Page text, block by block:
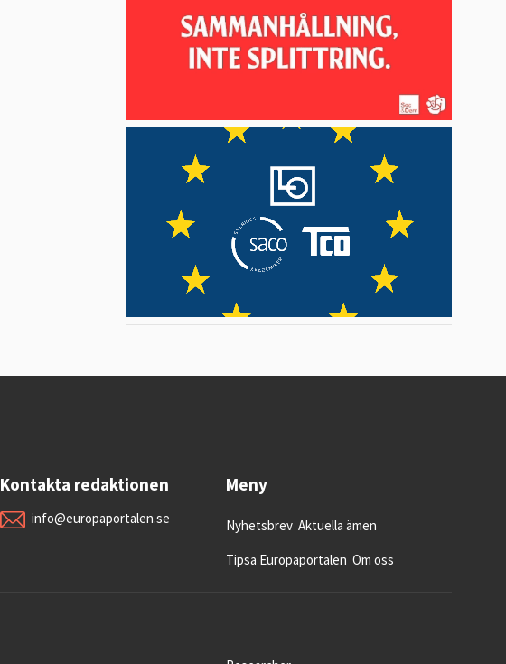
Kontakta redaktionen
info@europaportalen.se
Meny
Nyhetsbrev Aktuella ämen
Tipsa Europaportalen Om oss